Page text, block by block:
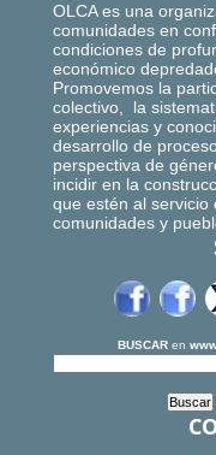
OLCA es una
comunidades en
condiciones de
económico
Promovemos la
colectivo, la
experiencias y
desarrollo de
perspectiva de
incidir en la
que estén al servicio
comunidades y
BUSCAR en